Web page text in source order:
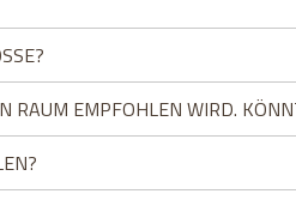
RAUM EMPFOHLEN WIRD.